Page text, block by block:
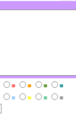
■ ■ ■
■
■ ■ ■
■